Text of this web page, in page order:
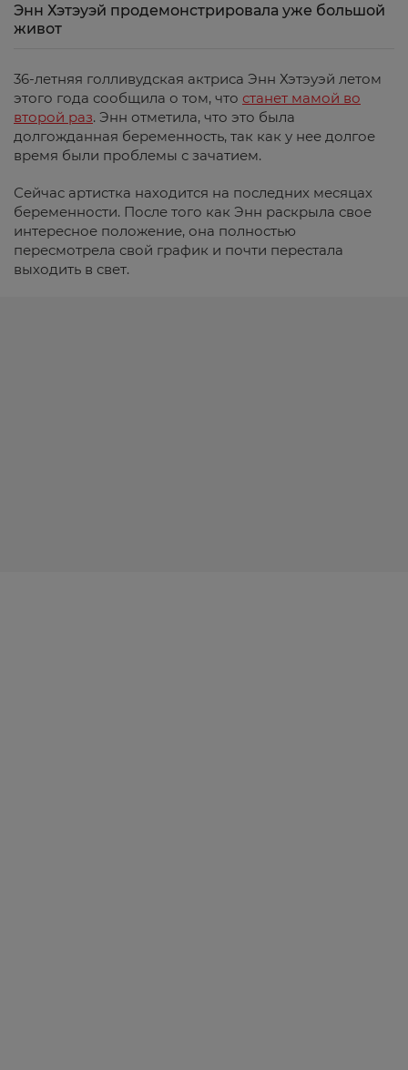
Энн Хэтэуэй продемонстрировала уже большой
живот
36-летняя голливудская актриса Энн Хэтэуэй летом
этого года сообщила о том, что станет мамой во
второй раз. Энн отметила, что это была
долгожданная беременность, так как у нее долгое
время были проблемы с зачатием.
Сейчас артистка находится на последних месяцах
беременности. После того как Энн раскрыла свое
интересное положение, она полностью
пересмотрела свой график и почти перестала
выходить в свет.